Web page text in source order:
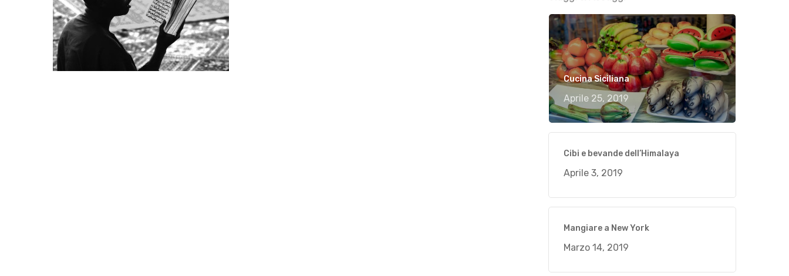
Cucina Siciliana
Aprile 25, 2019
Cibi e bevande dell’Himalaya
Aprile 3, 2019
Mangiare a New York
Marzo 14, 2019